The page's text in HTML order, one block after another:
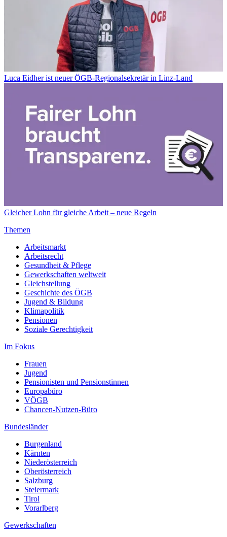
Luca Eidher ist neuer ÖGB-Regionalsekretär in Linz-Land
Gleicher Lohn für gleiche Arbeit – neue Regeln
Themen
Arbeitsmarkt
Arbeitsrecht
Gesundheit & Pflege
Gewerkschaften weltweit
Gleichstellung
Geschichte des ÖGB
Jugend & Bildung
Klimapolitik
Pensionen
Soziale Gerechtigkeit
Im Fokus
Frauen
Jugend
Pensionisten und Pensionstinnen
Europabüro
VÖGB
Chancen-Nutzen-Büro
Bundesländer
Burgenland
Kärnten
Niederösterreich
Oberösterreich
Salzburg
Steiermark
Tirol
Vorarlberg
Gewerkschaften